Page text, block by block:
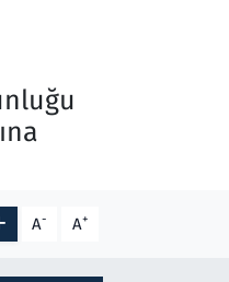
A- A+